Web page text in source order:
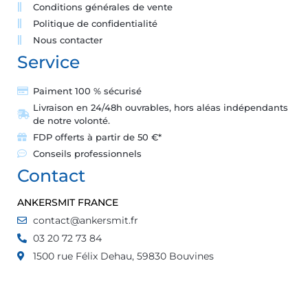
Conditions générales de vente
Politique de confidentialité
Nous contacter
Service
Paiment 100 % sécurisé
Livraison en 24/48h ouvrables, hors aléas indépendants
de notre volonté.
FDP offerts à partir de 50 €*
Conseils professionnels
Contact
ANKERSMIT FRANCE
contact@ankersmit.fr
03 20 72 73 84
1500 rue Félix Dehau, 59830 Bouvines